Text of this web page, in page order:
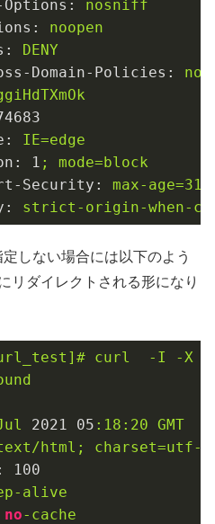
Options:
nosniff
noopen
DENY
Domain-Policies:
IE=edge
1 ;
mode=block
Security:
max-
strict-origin-when-
しない場合には以下のよう
リダイレクトされる形になり
curl -I -X
2021 05 :18:20 GMT
html;
charset=utf-8
100
alive
no-cache